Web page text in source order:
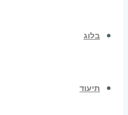
בלוג
תיעוד